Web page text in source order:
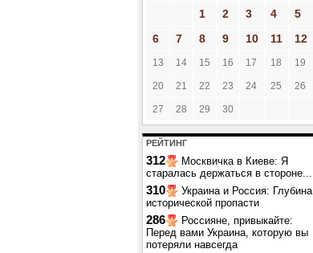
1 2 3 4
5
6
7 8 9 10 11 12
13 14 15 16 17 18 19
20 21 22 23 24 25 26
27 28 29 30
РЕЙТИНГ
312
Москвичка в Киеве: Я
старалась держаться в стороне...
310
Украина и Россия: Глубина
исторической пропасти
286
Россияне, привыкайте:
Перед вами Украина, которую вы
потеряли навсегда